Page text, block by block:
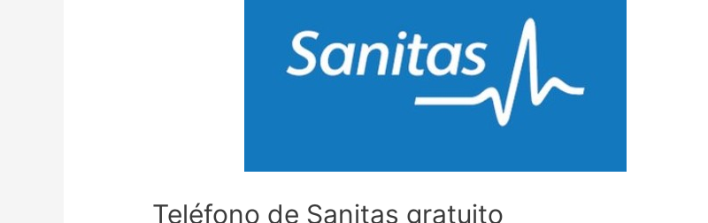
Teléfono de Sanitas gratuito